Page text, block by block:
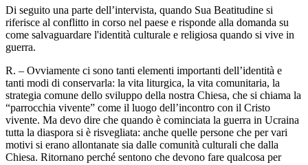
Di seguito una parte dell’intervista, quando Sua Beatitudine si
riferisce al conflitto in corso nel paese e risponde alla domanda su
come salvaguardare l'identità culturale e religiosa quando si vive in
guerra.
R. – Ovviamente ci sono tanti elementi importanti dell’identità e
tanti modi di conservarla: la vita liturgica, la vita comunitaria, la
strategia comune dello sviluppo della nostra Chiesa, che si chiama la
“parrocchia vivente” come il luogo dell’incontro con il Cristo
vivente. Ma devo dire che quando è cominciata la guerra in Ucraina
tutta la diaspora si è risvegliata: anche quelle persone che per vari
motivi si erano allontanate sia dalle comunità culturali che dalla
Chiesa. Ritornano perché sentono che devono fare qualcosa per